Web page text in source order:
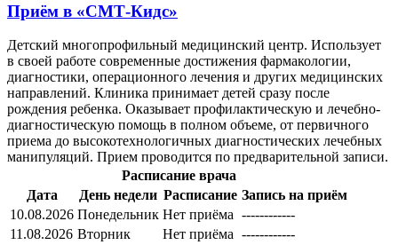
Приём в «СМТ-Кидс»
Детский многопрофильный медицинский центр. Использует
в своей работе современные достижения фармакологии,
диагностики, операционного лечения и других медицинских
направлений. Клиника принимает детей сразу после
рождения ребенка. Оказывает профилактическую и лечебно-
диагностическую помощь в полном объеме, от первичного
приема до высокотехнологичных диагностических лечебных
манипуляций. Прием проводится по предварительной записи.
Расписание врача
Дата
День недели Расписание Запись на приём
10.08.2026 Понедельник Нет приёма ------------
11.08.2026 Вторник Нет приёма ------------